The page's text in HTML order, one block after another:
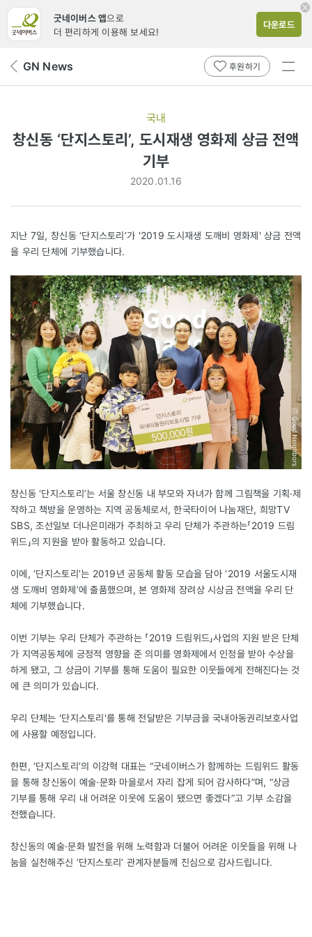
굿네이버스 앱으로
더 편리하게 이용해 보세요!
다운로드
뒤 GN News 후원하기
전체
국내
창신동 ‘단지스토리’, 도시재생 영화제 상금 전액
기부
2020.01.16
지난 7일, 창신동 ‘단지스토리’가 '2019 도시재생 도깨비 영화제' 상금 전액
을 우리 단체에 기부했습니다.
창신동 ‘단지스토리’는 서울 창신동 내 부모와 자녀가 함께 그림책을 기획·제
작하고 책방을 운영하는 지역 공동체로서, 한국타이어 나눔재단, 희망TV
SBS, 조선일보 더나은미래가 주최하고 우리 단체가 주관하는「2019 드림
위드」의 지원을 받아 활동하고 있습니다.
이에, ‘단지스토리’는 2019년 공동체 활동 모습을 담아 ‘2019 서울도시재
생 도깨비 영화제’에 출품했으며, 본 영화제 장려상 시상금 전액을 우리 단
체에 기부했습니다.
이번 기부는 우리 단체가 주관하는 「2019 드림위드」사업의 지원 받은 단체
가 지역공동체에 긍정적 영향을 준 의미를 영화제에서 인정을 받아 수상을
하게 됐고, 그 상금이 기부를 통해 도움이 필요한 이웃들에게 전해진다는 것
에 큰 의미가 있습니다.
우리 단체는 '단지스토리'를 통해 전달받은 기부금을 국내아동권리보호사업
에 사용할 예정입니다.
한편, ‘단지스토리’의 이강혁 대표는 “굿네이버스가 함께하는 드림위드 활동
을 통해 창신동이 예술·문화 마을로서 자리 잡게 되어 감사하다”며, “상금
기부를 통해 우리 내 어려운 이웃에 도움이 됐으면 좋겠다”고 기부 소감을
전했습니다.
창신동의 예술·문화 발전을 위해 노력함과 더불어 어려운 이웃들을 위해 나
눔을 실천해주신 ‘단지스토리’ 관계자분들께 진심으로 감사드립니다.